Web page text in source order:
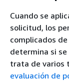
Cuando se
solicitud, los
complicados
determina si
trata de varios
evaluación de